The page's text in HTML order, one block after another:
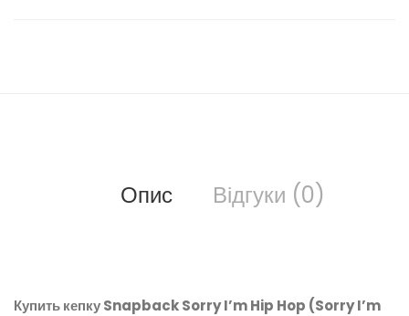
Опис Відгуки (0)
Купить кепку Snapback Sorry I’m Hip Hop (Sorry I’m